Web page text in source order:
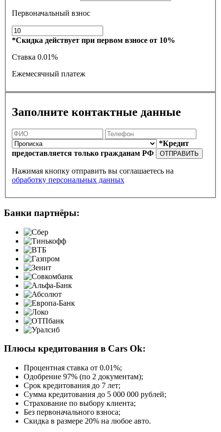
Первоначальный взнос
*Скидка действует при первом взносе от 10%
Ставка 0.01%
Ежемесячный платеж
Заполните контактные данные
*Кредит
предоставляется только гражданам РФ
ОТПРАВИТЬ
Нажимая кнопку отправить вы соглашаетесь на
обработку персональных данных
Банки партнёры:
Плюсы кредитования в Cars Ok:
Процентная ставка от 0.01%;
Одобрение 97% (по 2 документам);
Срок кредитования до 7 лет;
Сумма кредитования до 5 000 000 рублей;
Страхование по выбору клиента;
Без первоначального взноса;
Скидка в размере 20% на любое авто.